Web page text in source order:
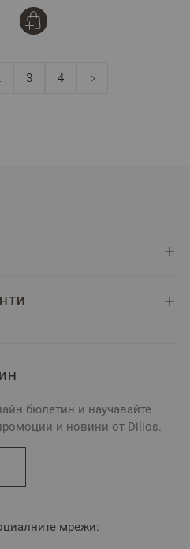
четете страница
Страница
3
Страница
4
бюлетин и научавайте
и новини от Dilios.
мрежи: